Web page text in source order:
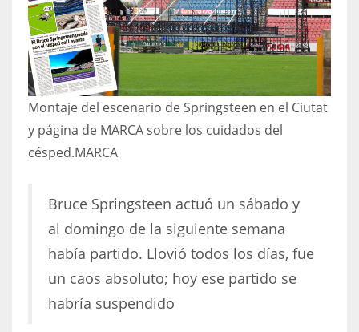
Montaje del escenario de Springsteen en el Ciutat
y página de MARCA sobre los cuidados del
césped.MARCA
Bruce Springsteen actuó un sábado y
al domingo de la siguiente semana
había partido. Llovió todos los días, fue
un caos absoluto; hoy ese partido se
habría suspendido